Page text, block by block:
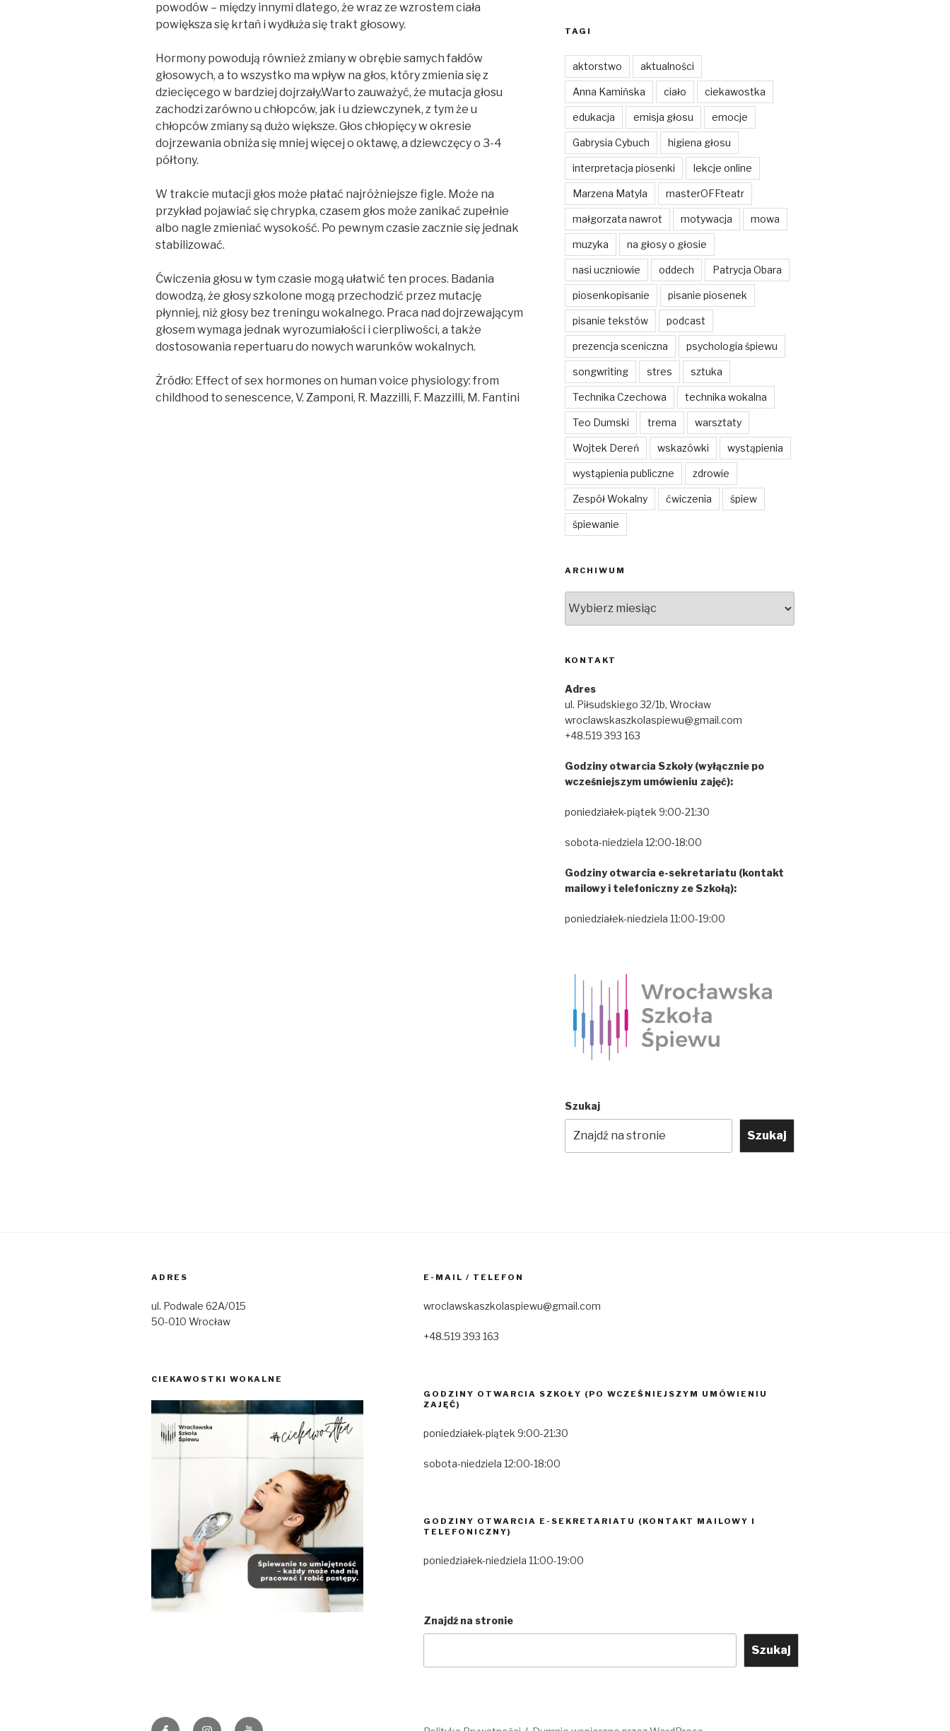
powodów – między innymi dlatego, że wraz ze wzrostem ciała
powiększa się krtań i wydłuża się trakt głosowy.
Hormony powodują również zmiany w obrębie samych fałdów
głosowych, a to wszystko ma wpływ na głos, który zmienia się z
dziecięcego w bardziej dojrzały.Warto zauważyć, że mutacja głosu
zachodzi zarówno u chłopców, jak i u dziewczynek, z tym że u
chłopców zmiany są dużo większe. Głos chłopięcy w okresie
dojrzewania obniża się mniej więcej o oktawę, a dziewczęcy o 3-4
półtony.
W trakcie mutacji głos może płatać najróżniejsze figle. Może na
przykład pojawiać się chrypka, czasem głos może zanikać zupełnie
albo nagle zmieniać wysokość. Po pewnym czasie zacznie się jednak
stabilizować.
Ćwiczenia głosu w tym czasie mogą ułatwić ten proces. Badania
dowodzą, że głosy szkolone mogą przechodzić przez mutację
płynniej, niż głosy bez treningu wokalnego. Praca nad dojrzewającym
głosem wymaga jednak wyrozumiałości i cierpliwości, a także
dostosowania repertuaru do nowych warunków wokalnych.
Żródło: Effect of sex hormones on human voice physiology: from
childhood to senescence, V. Zamponi, R. Mazzilli, F. Mazzilli, M. Fantini
TAGI
aktorstwo aktualności
Anna Kamińska ciało ciekawostka
edukacja emisja głosu emocje
Gabrysia Cybuch higiena głosu
interpretacja piosenki lekcje online
Marzena Matyla masterOFFteatr
małgorzata nawrot motywacja mowa
muzyka na głosy o głosie
nasi uczniowie oddech Patrycja Obara
piosenkopisanie pisanie piosenek
pisanie tekstów podcast
prezencja sceniczna psychologia śpiewu
songwriting stres sztuka
Technika Czechowa technika wokalna
Teo Dumski trema warsztaty
Wojtek Dereń wskazówki wystąpienia
wystąpienia publiczne zdrowie
Zespół Wokalny ćwiczenia śpiew
śpiewanie
ARCHIWUM
KONTAKT
Adres
ul. Piłsudskiego 32/1b, Wrocław
wroclawskaszkolaspiewu@gmail.com
+48.519 393 163
Godziny otwarcia Szkoły (wyłącznie po
wcześniejszym umówieniu zajęć):
poniedziałek-piątek 9:00-21:30
sobota-niedziela 12:00-18:00
Godziny otwarcia e-sekretariatu (kontakt
mailowy i telefoniczny ze Szkołą):
poniedziałek-niedziela 11:00-19:00
Szukaj
Szukaj
ADRES
ul. Podwale 62A/015
50-010 Wrocław
CIEKAWOSTKI WOKALNE
E-MAIL / TELEFON
wroclawskaszkolaspiewu@gmail.com
+48.519 393 163
GODZINY OTWARCIA SZKOŁY (PO WCZEŚNIEJSZYM UMÓWIENIU
ZAJĘĆ)
poniedziałek-piątek 9:00-21:30
sobota-niedziela 12:00-18:00
GODZINY OTWARCIA E-SEKRETARIATU (KONTAKT MAILOWY I
TELEFONICZNY)
poniedziałek-niedziela 11:00-19:00
Znajdź na stronie
Szukaj
FacebookInstagramYouTube